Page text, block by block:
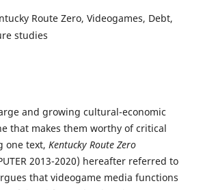
Route Zero, Videogames, Debt,
studies
and growing cultural-economic
that makes them worthy of critical
one text, Kentucky Route Zero
2013-2020) hereafter referred to
that videogame media functions